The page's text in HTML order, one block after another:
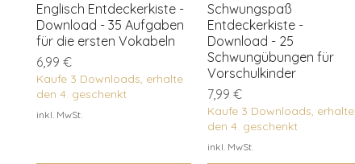
Englisch Entdeckerkiste -
Download - 35 Aufgaben
für die ersten Vokabeln
Preis
6,99 €
Kaufe 3 Downloads, erhalte
den 4. geschenkt
inkl. MwSt.
Schwungspaß
Entdeckerkiste -
Download - 25
Schwungübungen für
Vorschulkinder
Preis
7,99 €
Kaufe 3 Downloads, erhalte
den 4. geschenkt
inkl. MwSt.